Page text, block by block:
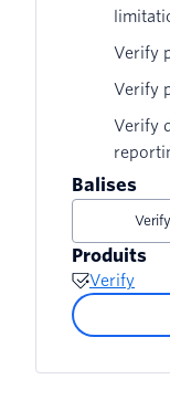
Verify
Verify
Verify
Balises
Verify
Produits
Verify